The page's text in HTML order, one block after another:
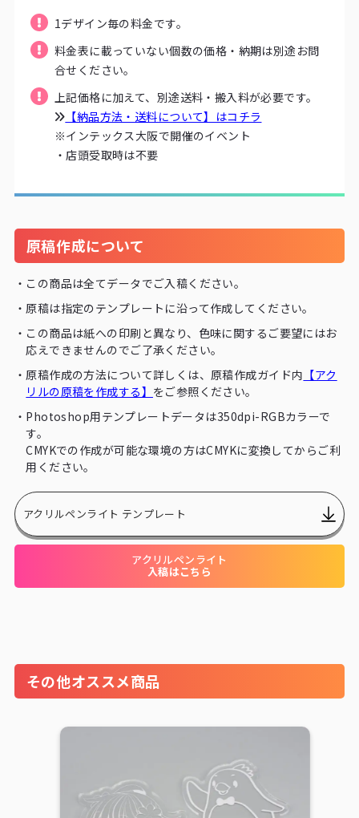
13
26,840
14
28,820
30,580
30,910
16
33,000
34,870
34,980
37,070
19
39,160
41,470
20
41,140
43,560
21
43,230
22
45,320
47,960
23
47,410
50,160
24
49,390
25
51,480
54,450
27
28
57,640
29
59,730
63,250
67,540
32
65,890
69,740
35
72,050
36
74,140
78,430
82,830
80,300
85,030
1デザイン毎の料金です。
料金表に載っていない個数の価格・納期は別途お問
合せください。
上記価格に加えて、別途送料・搬入料が必要です。
【納品方法・送料について】はコチラ
※インテックス大阪で開催のイベント
・店頭受取時は不要
原稿作成について
・ この商品は全てデータでご入稿ください。
・原稿は指定のテンプレートに沿って作成してください。
・ この商品は紙への印刷と異なり、色味に関するご要望にはお
応えできませんのでご了承ください。
・原稿作成の方法について詳しくは、原稿作成ガイド内 【アク
リルの原稿を作成する】 をご参照ください。
・ Photoshop用テンプレートデータは350dpi-RGBカラーで
す。
CMYKでの作成が可能な環境の方はCMYKに変換してからご利
用ください。
アクリルペンライト テンプレート
アクリルペンライト
入稿はこちら
その他オススメ商品